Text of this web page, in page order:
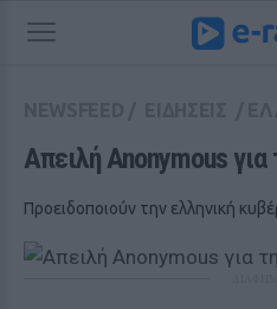
Απειλή Anonymous για
Προειδοποιούν την ελληνική